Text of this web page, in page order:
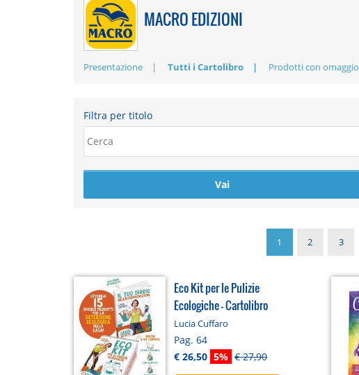
MACRO EDIZIONI
Presentazione Tutti i Cartolibro Prodotti con omaggio
Filtra per titolo
1 2 3
Eco Kit per le Pulizie
Ecologiche - Cartolibro
Lucia Cuffaro
Pag. 64
€ 26,50 5% € 27,90